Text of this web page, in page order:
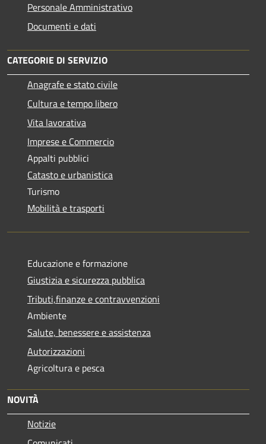
Personale Amministrativo
Documenti e dati
CATEGORIE DI SERVIZIO
Anagrafe e stato civile
Cultura e tempo libero
Vita lavorativa
Imprese e Commercio
Appalti pubblici
Catasto e urbanistica
Turismo
Mobilità e trasporti
Educazione e formazione
Giustizia e sicurezza pubblica
Tributi,finanze e contravvenzioni
Ambiente
Salute, benessere e assistenza
Autorizzazioni
Agricoltura e pesca
NOVITÀ
Notizie